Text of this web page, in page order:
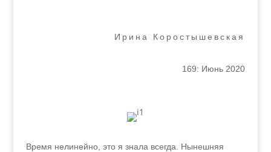
Ирина Коростышевская
169: Июнь 2020
Время нелинейно, это я знала всегда. Нынешняя